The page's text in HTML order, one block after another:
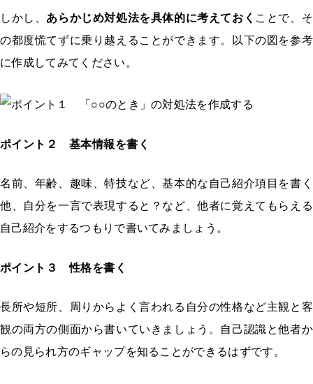
しかし、 あらかじめ対処法を具体的に考えておく ことで、そ
の都度慌てずに乗り越えることができます。以下の図を参考
に作成してみてください。
ポイント２ 基本情報を書く
名前、年齢、趣味、特技など、基本的な自己紹介項目を書く
他、自分を一言で表現すると？など、他者に覚えてもらえる
自己紹介をするつもりで書いてみましょう。
ポイント３ 性格を書く
長所や短所、周りからよく言われる自分の性格など主観と客
観の両方の側面から書いていきましょう。自己認識と他者か
らの見られ方のギャップを知ることができるはずです。